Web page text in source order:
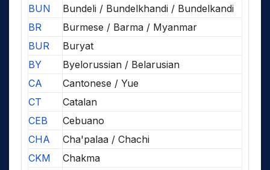
BUN
Bundeli / Bundelkhandi / Bundelkandi
BR
Burmese / Barma / Myanmar
BUR
Buryat
BY
Byelorussian / Belarusian
CA
Cantonese / Yue
CT
Catalan
CEB
Cebuano
CHA
Cha'palaa / Chachi
CKM
Chakma